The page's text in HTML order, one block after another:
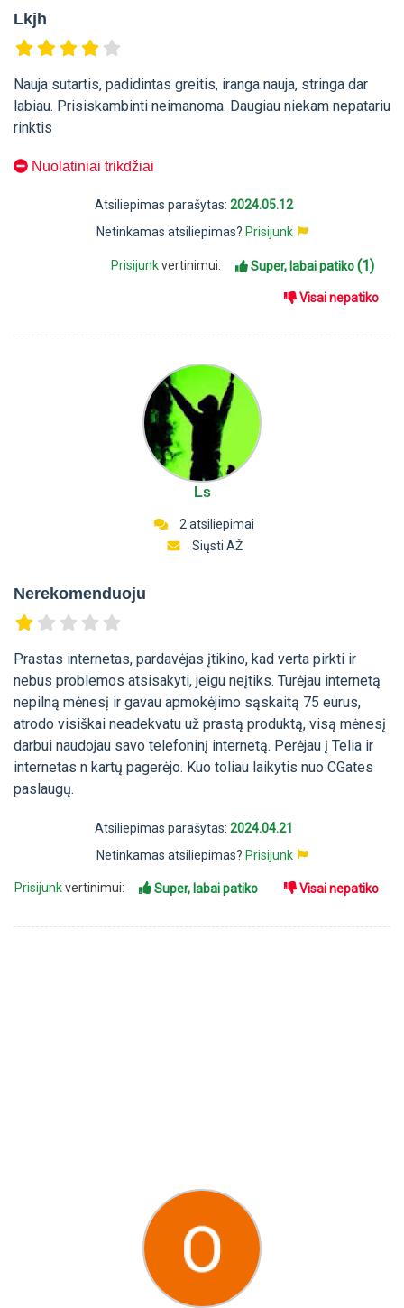
Lkjh
Nauja sutartis, padidintas greitis, iranga nauja, stringa dar
labiau. Prisiskambinti neimanoma. Daugiau niekam nepatariu
rinktis
Nuolatiniai trikdžiai
Atsiliepimas parašytas: 2024.05.12
Netinkamas atsiliepimas? Prisijunk
Prisijunkvertinimui: Super, labai patiko(1)
Visai nepatiko
Ls
2 atsiliepimai
Siųsti AŽ
Nerekomenduoju
Prastas internetas, pardavėjas įtikino, kad verta pirkti ir
nebus problemos atsisakyti, jeigu neįtiks. Turėjau internetą
nepilną mėnesį ir gavau apmokėjimo sąskaitą 75 eurus,
atrodo visiškai neadekvatu už prastą produktą, visą mėnesį
darbui naudojau savo telefoninį internetą. Perėjau į Telia ir
internetas n kartų pagerėjo. Kuo toliau laikytis nuo CGates
paslaugų.
Atsiliepimas parašytas: 2024.04.21
Netinkamas atsiliepimas? Prisijunk
Prisijunkvertinimui: Super, labai patiko Visai nepatiko